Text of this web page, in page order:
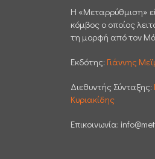
H «Μεταρρύθμιση»
κόμβος ο οποίος
τη μορφή από τον
Εκδότης: Γιάννης
Διεθυντής Σύνταξης:
Κυριακίδης
Επικοινωνία: